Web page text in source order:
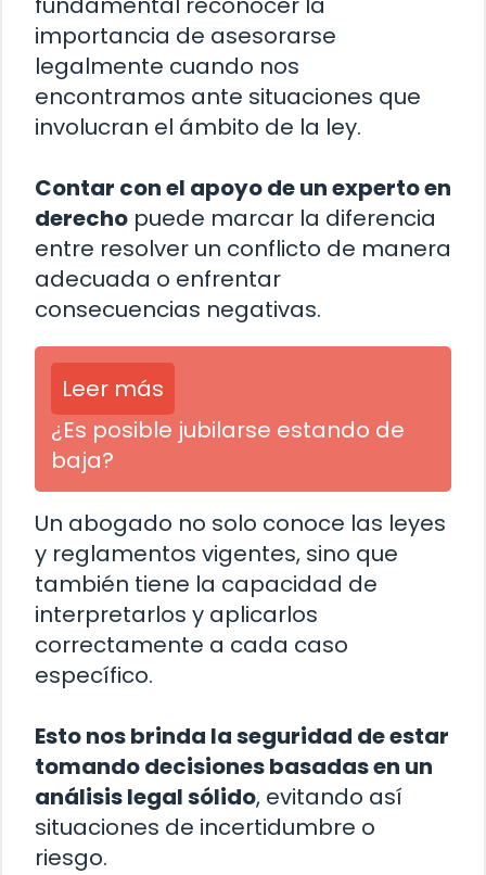
importancia de asesorarse
legalmente cuando nos
encontramos ante situaciones que
involucran el ámbito de la ley.
Contar con el apoyo de un experto en
derecho puede marcar la diferencia
entre resolver un conflicto de manera
adecuada o enfrentar
consecuencias negativas.
Leer más
¿Es posible jubilarse estando de
baja?
Un abogado no solo conoce las leyes
y reglamentos vigentes, sino que
también tiene la capacidad de
interpretarlos y aplicarlos
correctamente a cada caso
específico.
Esto nos brinda la seguridad de estar
tomando decisiones basadas en un
análisis legal sólido, evitando así
situaciones de incertidumbre o
riesgo.